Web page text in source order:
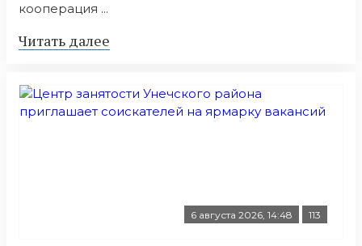
кооперация ...
Читать далее
6 августа 2026, 14:48 113